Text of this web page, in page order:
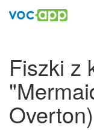
Fiszki z
Overton)